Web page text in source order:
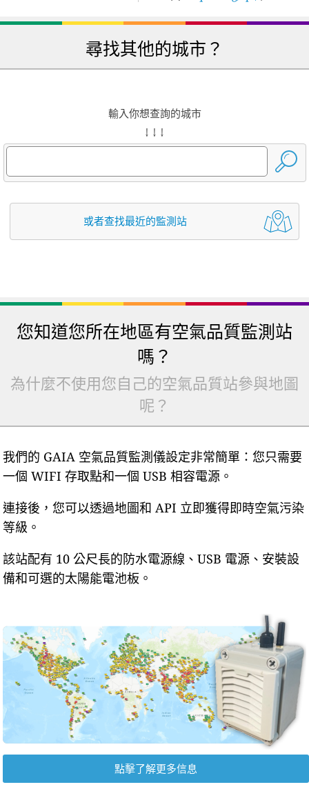
尋找其他的城市？
輸入你想查詢的城市
↓ ↓ ↓
或者查找最近的監測站
您知道您所在地區有空氣品質監測站
嗎？
為什麼不使用您自己的空氣品質站參與地圖
呢？
我們的 GAIA 空氣品質監測儀設定非常簡單：您只需要
一個 WIFI 存取點和一個 USB 相容電源。
連接後，您可以透過地圖和 API 立即獲得即時空氣污染
等級。
該站配有 10 公尺長的防水電源線、USB 電源、安裝設
備和可選的太陽能電池板。
點擊了解更多信息